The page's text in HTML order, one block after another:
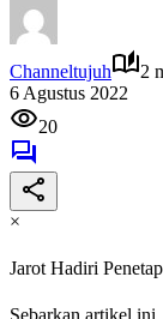
Channeltujuh
2
6 Agustus 2022
20
×
Jarot Hadiri